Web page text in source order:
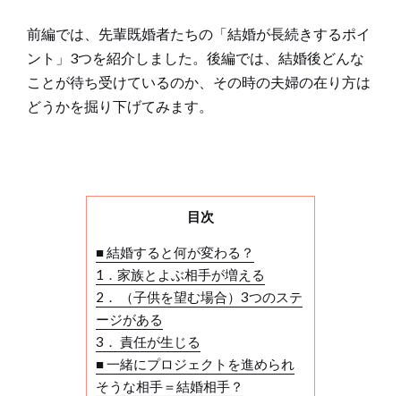
前編では、先輩既婚者たちの「結婚が長続きするポイ
ント」3つを紹介しました。後編では、結婚後どんな
ことが待ち受けているのか、その時の夫婦の在り方は
どうかを掘り下げてみます。
目次
■ 結婚すると何が変わる？
1．家族とよぶ相手が増える
2． （子供を望む場合）3つのステ
ージがある
3． 責任が生じる
■ 一緒にプロジェクトを進められ
そうな相手＝結婚相手？